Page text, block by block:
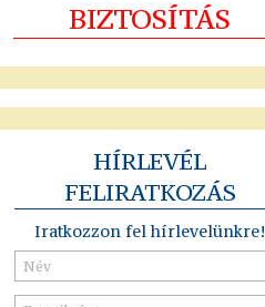
BIZTOSÍTÁS
HÍRLEVÉL
FELIRATKOZÁS
Iratkozzon fel hírlevelünkre!